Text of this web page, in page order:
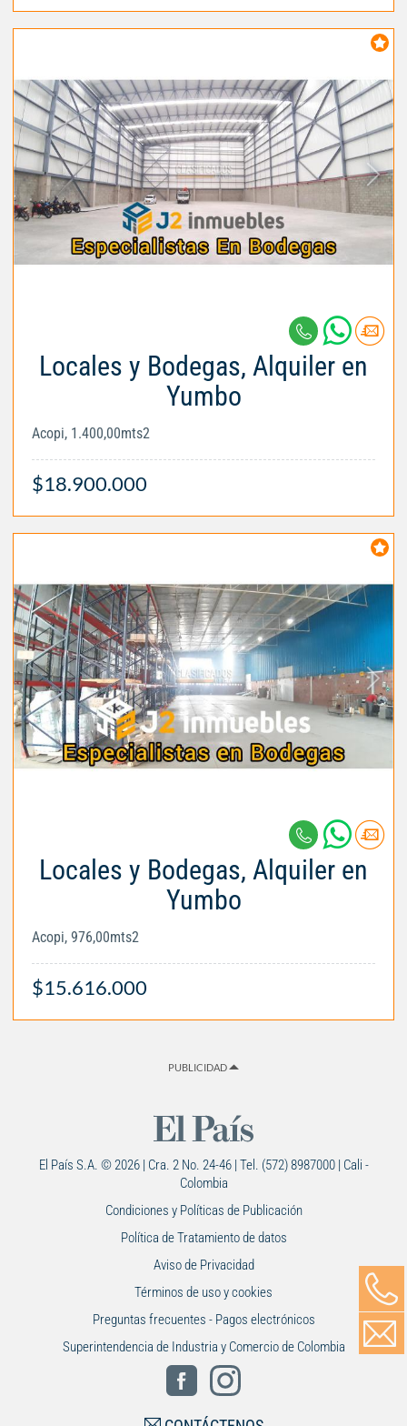
Locales y Bodegas, Alquiler en
Yumbo
Acopi, 1.400,00mts2
$18.900.000
Locales y Bodegas, Alquiler en
Yumbo
Acopi, 976,00mts2
$15.616.000
PUBLICIDAD
El País S.A. © 2026 | Cra. 2 No. 24-46 | Tel. (572) 8987000 | Cali -
Colombia
Condiciones y Políticas de Publicación
Política de Tratamiento de datos
Aviso de Privacidad
Términos de uso y cookies
Preguntas frecuentes - Pagos electrónicos
Superintendencia de Industria y Comercio de Colombia